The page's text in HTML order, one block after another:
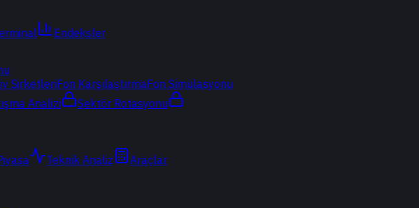
Endeksler
ŞirketleriFon KarşılaştırmaFon Simülasyonu
Analizi Sektör Rotasyonu
Teknik Analiz
Araçlar